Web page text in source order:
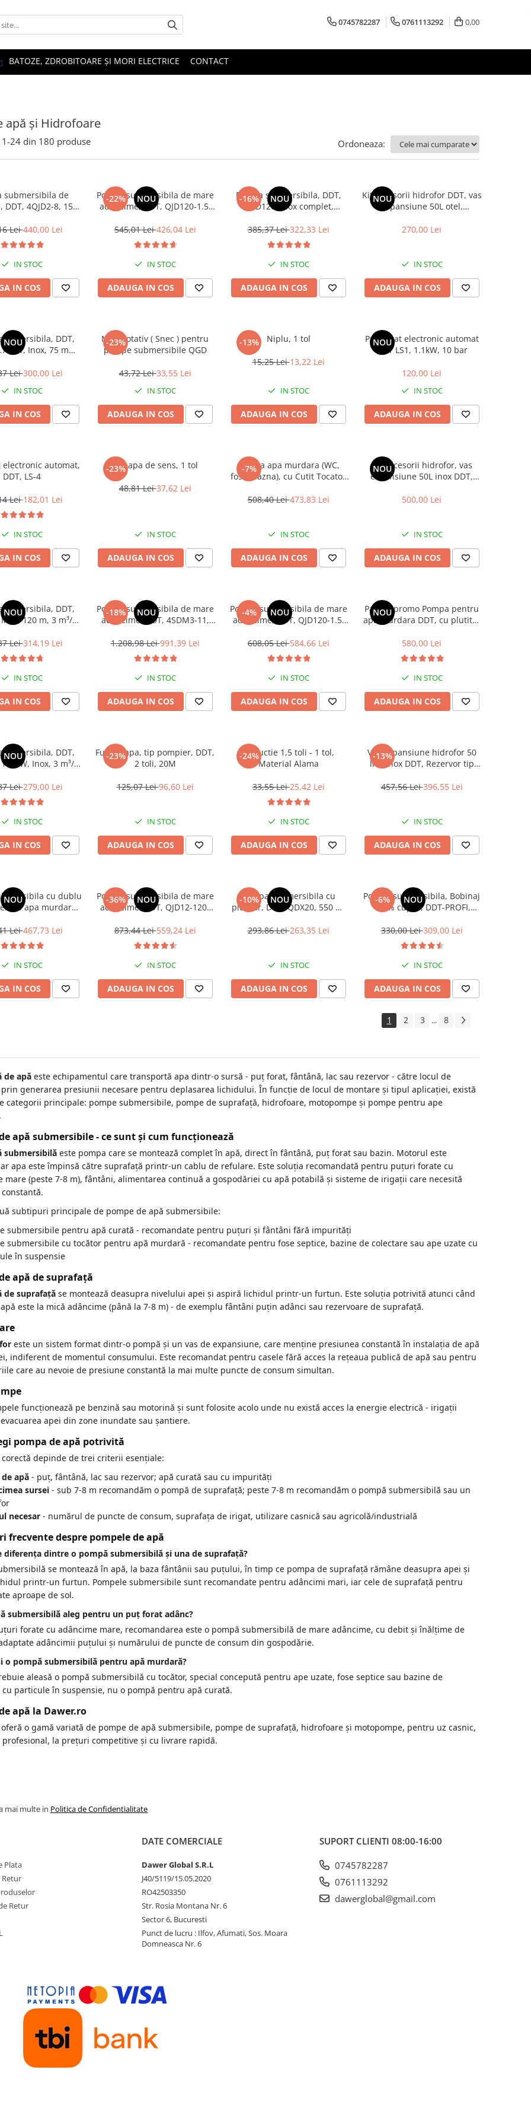
0745782287 0761113292 0,00
BATOZE, ZDROBITOARE ȘI MORI ELECTRICE CONTACT
apă și Hidrofoare
1-24 din 180 produse Ordoneaza:
submersibila de
4QJD2-8, 1500
cablu
Lei440,00 Lei
IN STOC
IN COS
-22% NOU
Pompa submersibila de mare
adancime, DDT, QJD120-1.5,
545,01 Lei426,04 Lei
IN STOC
ADAUGA IN COS
-16% NOU
Pompa submersibila, DDT,
QGD120, Inox complet,
20 m cablu, 120 m, 3 m³/h
385,37 Lei322,33 Lei
IN STOC
ADAUGA IN COS
NOU
Kit accesorii hidrofor DDT, vas
expansiune 50L otel,
5 cai bronz, furtun racord inox
270,00 Lei
IN STOC
ADAUGA IN COS
NOU
DDT,
Lei300,00 Lei
IN STOC
IN COS
-23%
Melc rotativ ( Snec ) pentru
pompe submersibile QGD
43,72 Lei33,55 Lei
IN STOC
ADAUGA IN COS
-13% Niplu, 1 tol
15,25 Lei13,22 Lei
IN STOC
ADAUGA IN COS
NOU
Presostat electronic automat
DDT LS1, 1.1kW, 10 bar
120,00 Lei
IN STOC
ADAUGA IN COS
electronic automat,
DDT, LS-4
Lei182,01 Lei
IN STOC
IN COS
-23%
Supapa de sens, 1 tol
48,81 Lei37,62 Lei
IN STOC
ADAUGA IN COS
-7%
Pompa apa murdara (WC,
fosa, hazna), cu Cutit Tocator
3000W + Furtun pompier, 20
508,40 Lei473,83 Lei
IN STOC
ADAUGA IN COS
NOU
Kit accesorii hidrofor, vas
expansiune 50L inox DDT,
5 cai bronz, furtun racord inox
500,00 Lei
IN STOC
ADAUGA IN COS
NOU
DDT,
120 m, 3 m³/h,
Lei314,19 Lei
IN STOC
IN COS
-18% NOU
Pompa submersibila de mare
adancime, DDT, 4SDM3-11,
Inox, 30 m cablu
1.208,98 Lei991,39 Lei
IN STOC
ADAUGA IN COS
-4% NOU
Pompa submersibila de mare
adancime, DDT, QJD120-1.5,
curata + Presostat electronic
608,05 Lei584,66 Lei
IN STOC
ADAUGA IN COS
NOU
Pachet promo Pompa pentru
apa murdara DDT, cu plutitor
evacuare maxim 8 Metri, corp
inox + Furtunul de pompier 2''
20 m, 8 bari, cu cuple
580,00 Lei
IN STOC
ADAUGA IN COS
NOU
DDT,
kW, Inox, 3 m³/h,
Lei279,00 Lei
IN STOC
IN COS
-23%
Furtun apa, tip pompier, DDT,
2 toli, 20M
125,07 Lei96,60 Lei
IN STOC
ADAUGA IN COS
-24%
Reductie 1,5 toli - 1 tol,
Material Alama
33,55 Lei25,42 Lei
IN STOC
ADAUGA IN COS
-13%
Vas expansiune hidrofor 50
litri Inox DDT, Rezervor tip
457,56 Lei396,55 Lei
IN STOC
ADAUGA IN COS
NOU
cu dublu
apa murdara,
Lei467,73 Lei
IN STOC
IN COS
-36% NOU
Pompa submersibila de mare
adancime, DDT, QJD12-120-
turbine, Inox
873,44 Lei559,24 Lei
IN STOC
ADAUGA IN COS
-10% NOU
Pompa submersibila cu
plutitor, DDT, QDX20, 550 W,
293,86 Lei263,35 Lei
IN STOC
ADAUGA IN COS
-6% NOU
Pompa submersibila, Bobinaj
100% cupru, DDT-PROFI,
Inox+Fonta, 3 m³/h, 120 m
330,00 Lei309,00 Lei
IN STOC
ADAUGA IN COS
1 2 3 ... 8
de apă este echipamentul care transportă apa dintr-o sursă - puț forat, fântână, lac sau rezervor - către locul de
generarea presiunii necesare pentru deplasarea lichidului. În funcție de locul de montare și tipul aplicației, există
categorii principale: pompe submersibile, pompe de suprafață, hidrofoare, motopompe și pompe pentru ape
apă submersibile - ce sunt și cum funcționează
submersibilă este pompa care se montează complet în apă, direct în fântână, puț forat sau bazin. Motorul este
apa este împinsă către suprafață printr-un cablu de refulare. Este soluția recomandată pentru puțuri forate cu
mare (peste 7-8 m), fântâni, alimentarea continuă a gospodăriei cu apă potabilă și sisteme de irigații care necesită
subtipuri principale de pompe de apă submersibile:
submersibile pentru apă curată - recomandate pentru puțuri și fântâni fără impurități
submersibile cu tocător pentru apă murdară - recomandate pentru fose septice, bazine de colectare sau ape uzate cu
în suspensie
apă de suprafață
de suprafață se montează deasupra nivelului apei și aspiră lichidul printr-un furtun. Este soluția potrivită atunci când
este la mică adâncime (până la 7-8 m) - de exemplu fântâni puțin adânci sau rezervoare de suprafață.
este un sistem format dintr-o pompă și un vas de expansiune, care menține presiunea constantă în instalația de apă
indiferent de momentul consumului. Este recomandat pentru casele fără acces la rețeaua publică de apă sau pentru
care au nevoie de presiune constantă la mai multe puncte de consum simultan.
funcționează pe benzină sau motorină și sunt folosite acolo unde nu există acces la energie electrică - irigații
apei din zone inundate sau șantiere.
pompa de apă potrivită
corectă depinde de trei criterii esențiale:
apă - puț, fântână, lac sau rezervor; apă curată sau cu impurități
sursei - sub 7-8 m recomandăm o pompă de suprafață; peste 7-8 m recomandăm o pompă submersibilă sau un
necesar - numărul de puncte de consum, suprafața de irigat, utilizare casnică sau agricolă/industrială
frecvente despre pompele de apă
diferența dintre o pompă submersibilă și una de suprafață?
se montează în apă, la baza fântânii sau puțului, în timp ce pompa de suprafață rămâne deasupra apei și
printr-un furtun. Pompele submersibile sunt recomandate pentru adâncimi mari, iar cele de suprafață pentru
aproape de sol.
submersibilă aleg pentru un puț forat adânc?
forate cu adâncime mare, recomandarea este o pompă submersibilă de mare adâncime, cu debit și înălțime de
adâncimii puțului și numărului de puncte de consum din gospodărie.
o pompă submersibilă pentru apă murdară?
aleasă o pompă submersibilă cu tocător, special concepută pentru ape uzate, fose septice sau bazine de
cu particule în suspensie, nu o pompă pentru apă curată.
apă la Dawer.ro
oferă o gamă variată de pompe de apă submersibile, pompe de suprafață, hidrofoare și motopompe, pentru uz casnic,
la prețuri competitive și cu livrare rapidă.
mai multe in Politica de Confidentialitate
Plata
Retur
Retur
DATE COMERCIALE
Dawer Global S.R.L
J40/5119/15.05.2020
RO42503350
Str. Rosia Montana Nr. 6
Sector 6, Bucuresti
Punct de lucru : Ilfov, Afumati, Sos. Moara
Domneasca Nr. 6
SUPORT CLIENTI 08:00-16:00
0745782287
0761113292
dawerglobal@gmail.com